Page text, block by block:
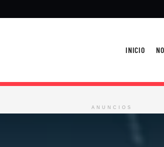
INICIO
ANUNCIOS